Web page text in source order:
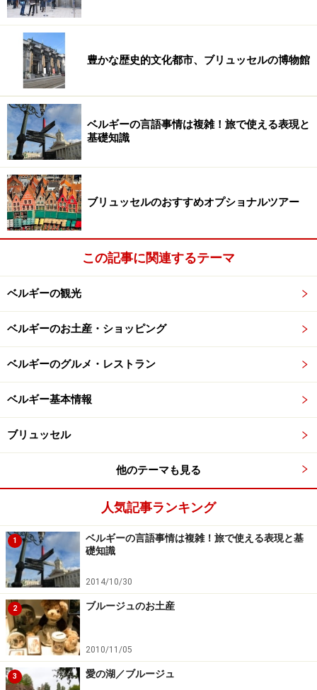
豊かな歴史的文化都市、ブリュッセルの博物館
ベルギーの言語事情は複雑！旅で使える表現と
基礎知識
ブリュッセルのおすすめオプショナルツアー
この記事に関連するテーマ
ベルギーの観光
ベルギーのお土産・ショッピング
ベルギーのグルメ・レストラン
ベルギー基本情報
ブリュッセル
他のテーマも見る
人気記事ランキング
1
ベルギーの言語事情は複雑！旅で使える表現と基
礎知識
2014/10/30
2 ブルージュのお土産
2010/11/05
3 愛の湖／ブルージュ